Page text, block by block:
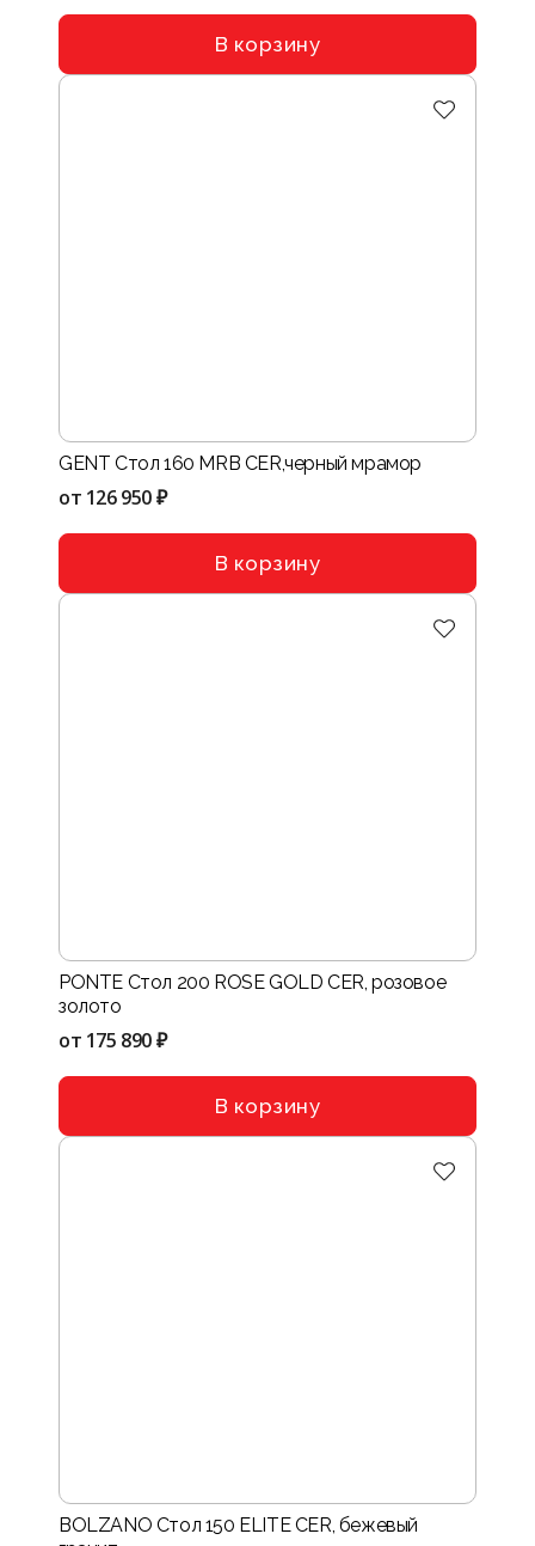
В корзину
GENT Стол 160 MRB CER,черный мрамор
от 126 950 ₽
В корзину
PONTE Стол 200 ROSE GOLD CER, розовое
золото
от 175 890 ₽
В корзину
BOLZANO Стол 150 ELITE CER, бежевый